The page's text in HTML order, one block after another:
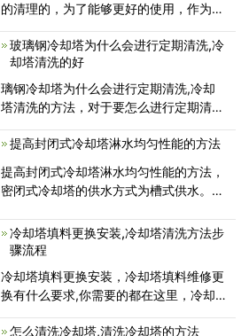
的清理的，为了能够更好的使用，作为冷
如何清理的问题，有必要带大家一起学习
一下
玻璃钢冷却塔为什么会进行定期清洗,冷
却塔清洗的好
璃钢冷却塔为什么会进行定期清洗,冷却
塔清洗的方法，对于要怎么进行定期清洗
能空调带大家共同了解一下具体定期冷却
塔清洗的好处有哪些!
提高封闭式冷却塔淋水均匀性能的方法
提高封闭式冷却塔淋水均匀性能的方法，
密闭式冷却塔的供水方式为槽式供水。检
管道是否堵塞。用高压水清洗盆内的热沉
和土壤，并通过出水口排出污水...
冷却塔填料更换安装,冷却塔清洗方法步
骤流程
冷却塔填料更换安装，冷却塔填料维修更
换有什么要求,你需要的都在这里，冷却
基础上，进行塔内清理清洁，依序科学铺
怎么清洗冷却塔,清洗冷却塔的方法